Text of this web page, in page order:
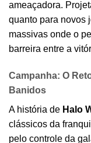
ameaçadora.
quanto para novos
massivas onde o
barreira entre a
Campanha: O
Banidos
A história de Halo
clássicos da
pelo controle da